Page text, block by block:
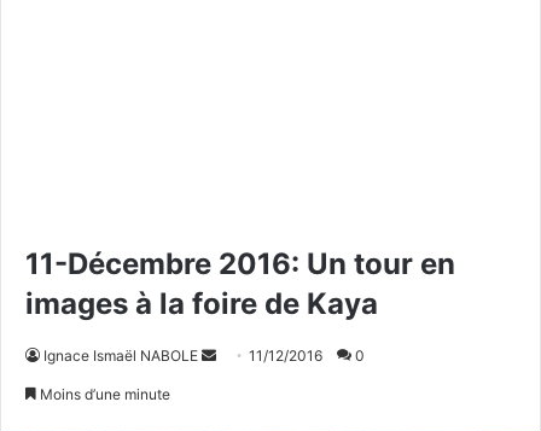
11-Décembre 2016: Un tour en
images à la foire de Kaya
Ignace Ismaël NABOLE 11/12/2016 0
Moins d’une minute